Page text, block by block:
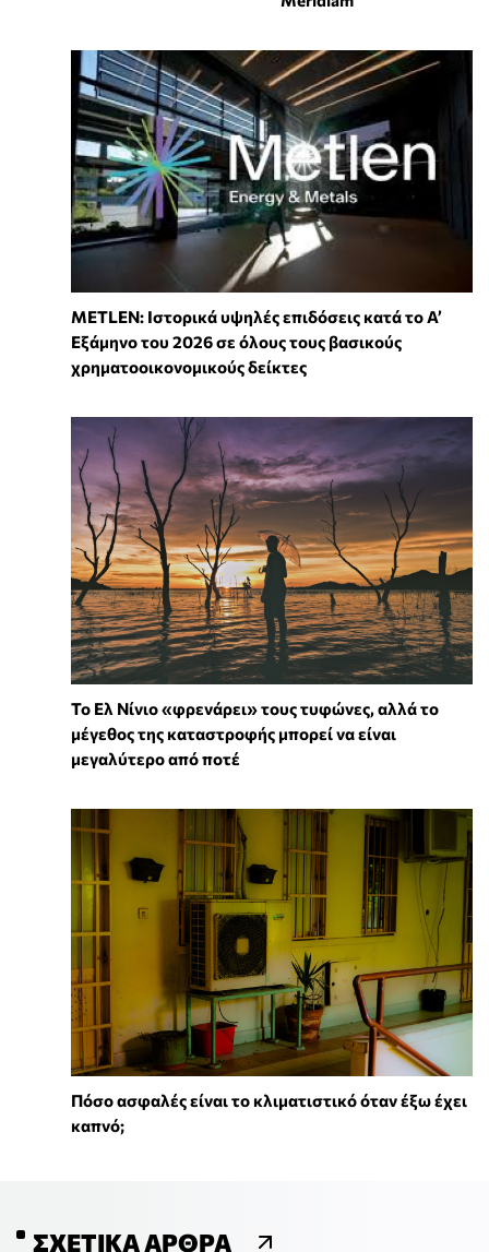
METLEN: Ιστορικά υψηλές επιδόσεις κατά το Α’
Εξάμηνο του 2026 σε όλους τους βασικούς
χρηματοοικονομικούς δείκτες
Το Ελ Νίνιο «φρενάρει» τους τυφώνες, αλλά το
μέγεθος της καταστροφής μπορεί να είναι
μεγαλύτερο από ποτέ
Πόσο ασφαλές είναι το κλιματιστικό όταν έξω έχει
καπνό;
ΣΧΕΤΙΚΆ ΆΡΘΡΑ